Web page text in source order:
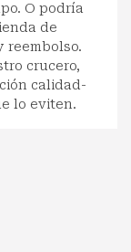
O podría
de
reembolso.
crucero,
calidad-
lo eviten.